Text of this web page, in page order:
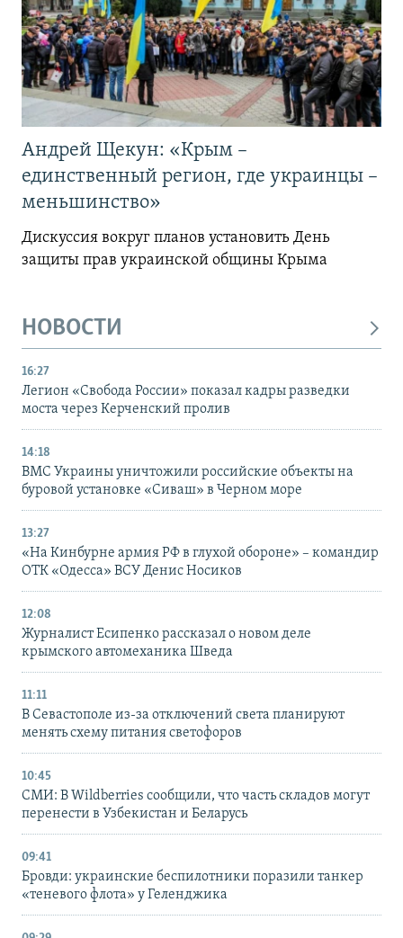
Андрей Щекун: «Крым –
единственный регион, где украинцы –
меньшинство»
Дискуссия вокруг планов установить День
защиты прав украинской общины Крыма
НОВОСТИ
16:27
Легион «Свобода России» показал кадры разведки
моста через Керченский пролив
14:18
ВМС Украины уничтожили российские объекты на
буровой установке «Сиваш» в Черном море
13:27
«На Кинбурне армия РФ в глухой обороне» – командир
ОТК «Одесса» ВСУ Денис Носиков
12:08
Журналист Есипенко рассказал о новом деле
крымского автомеханика Шведа
11:11
В Севастополе из-за отключений света планируют
менять схему питания светофоров
10:45
СМИ: В Wildberries сообщили, что часть складов могут
перенести в Узбекистан и Беларусь
09:41
Бровди: украинские беспилотники поразили танкер
«теневого флота» у Геленджика